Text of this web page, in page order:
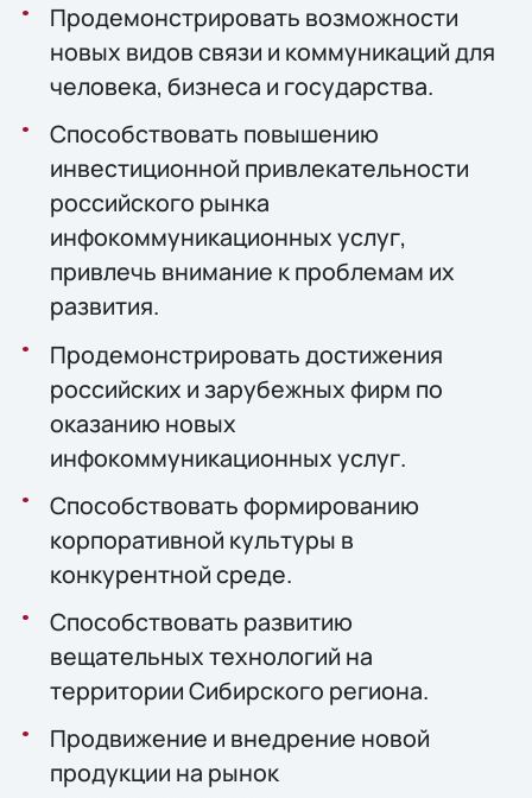
Продемонстрировать возможности
новых видов связи и коммуникаций для
человека, бизнеса и государства.
Способствовать повышению
инвестиционной привлекательности
российского рынка
инфокоммуникационных услуг,
привлечь внимание к проблемам их
развития.
Продемонстрировать достижения
российских и зарубежных фирм по
оказанию новых
инфокоммуникационных услуг.
Способствовать формированию
корпоративной культуры в
конкурентной среде.
Способствовать развитию
вещательных технологий на
территории Сибирского региона.
Продвижение и внедрение новой
продукции на рынок